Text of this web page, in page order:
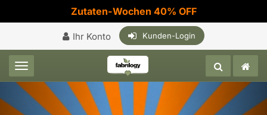
Zutaten-Wochen 40% OFF
Ihr Konto Kunden-Login
Toggle navigation